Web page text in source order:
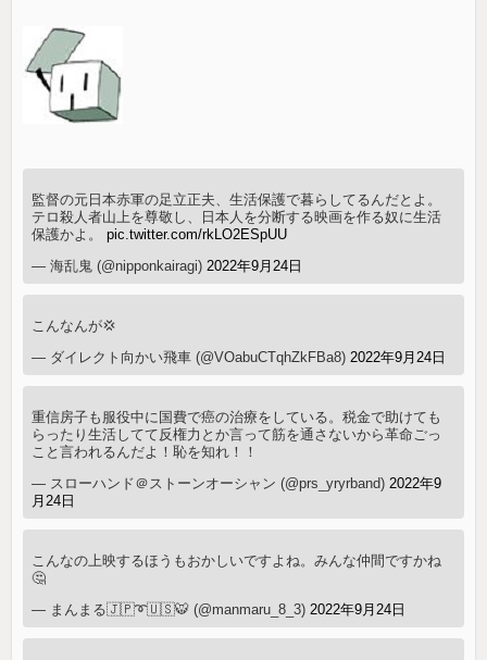
監督の元日本赤軍の足立正夫、生活保護で暮らしてるんだとよ。
テロ殺人者山上を尊敬し、日本人を分断する映画を作る奴に生活
保護かよ。pic.twitter.com/rkLO2ESpUU
— 海乱鬼 (@nipponkairagi)2022年9月24日
こんなんが💢
— ダイレクト向かい飛車 (@VOabuCTqhZkFBa8)2022年9月24日
重信房子も服役中に国費で癌の治療をしている。税金で助けても
らったり生活してて反権力とか言って筋を通さないから革命ごっ
こと言われるんだよ！恥を知れ！！
— スローハンド＠ストーンオーシャン (@prs_yryrband)2022年9
月24日
こんなの上映するほうもおかしいですよね。みんな仲間ですかね
🤔
— まんまる🇯🇵➰🇺🇸🐯 (@manmaru_8_3)2022年9月24日